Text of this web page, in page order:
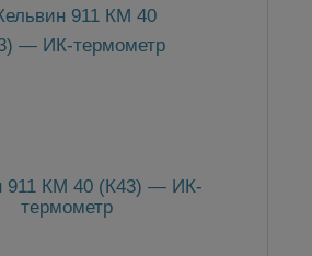
911 КМ 40 (К43) — ИК-
термометр